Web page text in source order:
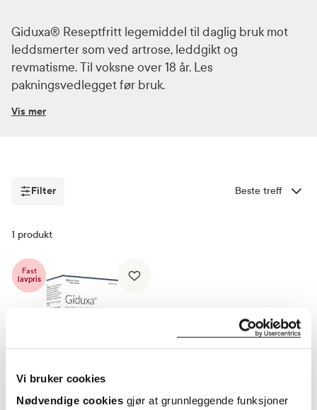
Vi bruker cookies
Nødvendige cookies gjør at grunnleggende funksjoner
Giduxa® Reseptfritt legemiddel til daglig bruk mot
leddsmerter som ved artrose, leddgikt og
revmatisme. Til voksne over 18 år. Les
pakningsvedlegget før bruk.
Vis mer
fordøyelsesforstyrrelser som oppblåsthet, flatulens og
basert på lang brukstradisjon.
Voksne: 2 kapsler 2 ganger daglig. Maksimal daglig
dose: 4 kapsler. Fra 18 år.
Anbefales ikke ved graviditet eller amming,
overfølsomhet overfor virkestoffene, ved sår i
mage/tarm, eller peanøtt/soyaallergi. Hør med lege
før du bruker Giduxa om du har leddsmerter
om du har gallestein. Giduxa inneholder laktose og
sorbitol.
Filter
Filter
1 produkt
Fast
lavpris